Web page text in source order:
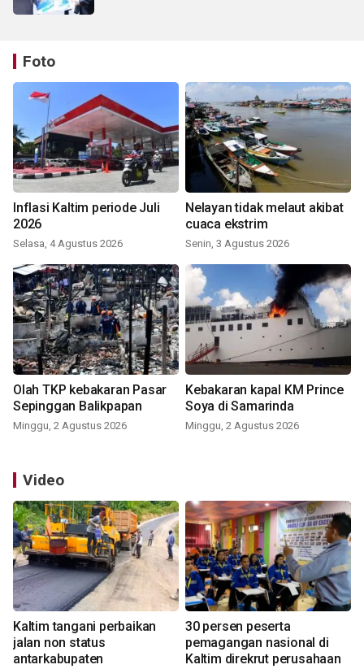
Foto
Inflasi Kaltim periode Juli
2026
Selasa, 4 Agustus 2026
Nelayan tidak melaut akibat
cuaca ekstrim
Senin, 3 Agustus 2026
Olah TKP kebakaran Pasar
Sepinggan Balikpapan
Minggu, 2 Agustus 2026
Kebakaran kapal KM Prince
Soya di Samarinda
Minggu, 2 Agustus 2026
Video
Kaltim tangani perbaikan
jalan non status
antarkabupaten
30 persen peserta
pemagangan nasional di
Kaltim direkrut perusahaan